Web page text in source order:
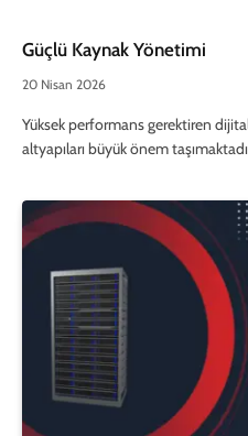
Güçlü Kaynak Yönetimi
20 Nisan 2026
Yüksek performans gerektiren
altyapıları büyük önem